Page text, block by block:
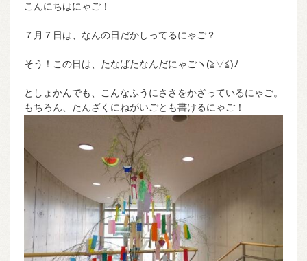
こんにちはにゃご！
７月７日は、なんの日だかしってるにゃご？
そう！この日は、たなばたなんだにゃごヽ(≧▽≦)ﾉ
としょかんでも、こんなふうにささをかざっているにゃご。
もちろん、たんざくにねがいごとも書けるにゃご！